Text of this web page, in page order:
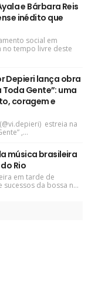
e Bárbara Reis
inédito que
social em
no tempo livre deste
Depieri lança obra
Gente”: uma
coragem e
estreia na
,...
música brasileira
Rio
em tarde de
da bossa n...